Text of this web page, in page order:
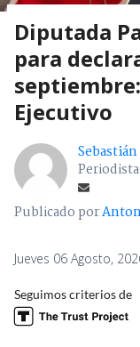
Diputada
para
Ejecutivo
Publicado por
Jueves 06 Agosto,
Seguimos criterios de